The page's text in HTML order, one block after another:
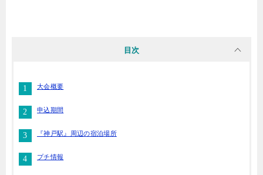
目次
大会概要
申込期間
『神戸駅』周辺の宿泊場所
プチ情報